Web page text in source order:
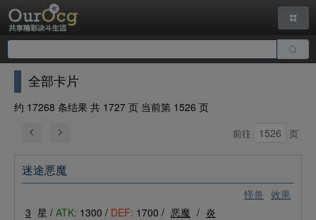
全部卡片
约 17268 条结果 共 1727 页 当前第 1526 页
前往 页
怪兽 效果
迷途悪魔
3 星 / ATK: 1300 / DEF: 1700 / 恶魔 / 炎